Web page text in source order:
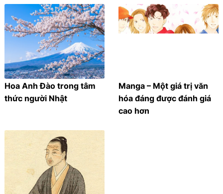
Hoa Anh Đào trong tâm
thức người Nhật
Manga – Một giá trị văn
hóa đáng được đánh giá
cao hơn